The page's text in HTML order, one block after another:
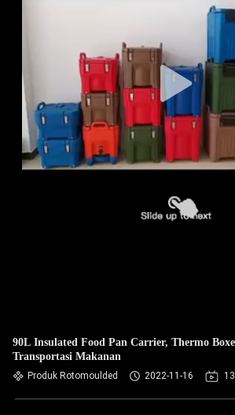
90L Insulated Food Pan Carrier, Thermo
Transportasi Makanan
Produk Rotomoulded 2022-11-16